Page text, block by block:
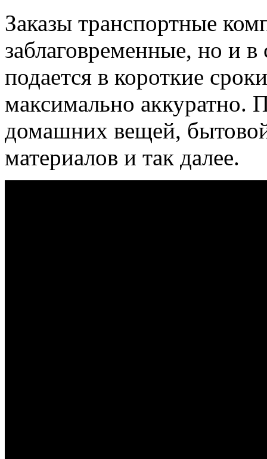
Заказы транспортные
заблаговременные, но и
подается в короткие
максимально аккуратно.
домашних вещей,
материалов и так далее.